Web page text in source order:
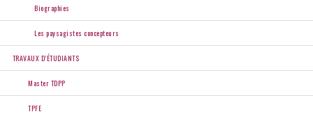
Biographies
Les paysagistes concepteurs
TRAVAUX D’ÉTUDIANTS
Master TDPP
TPFE